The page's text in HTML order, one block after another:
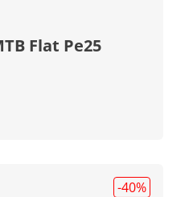
Flat Pe25
-40%